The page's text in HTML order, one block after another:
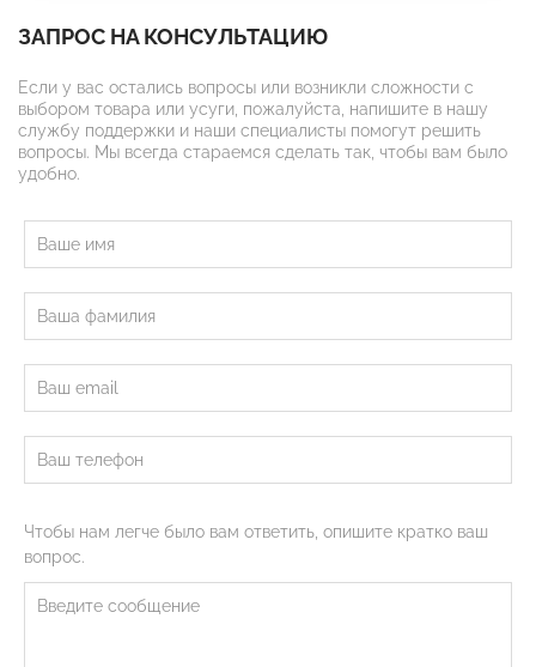
ЗАПРОС НА КОНСУЛЬТАЦИЮ
Если у вас остались вопросы или возникли сложности с
выбором товара или усуги, пожалуйста, напишите в нашу
службу поддержки и наши специалисты помогут решить
вопросы. Мы всегда стараемся сделать так, чтобы вам было
удобно.
Чтобы нам легче было вам ответить, опишите кратко ваш
вопрос.